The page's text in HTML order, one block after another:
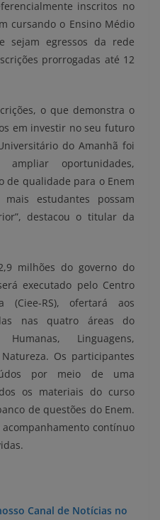
inscritos no
cursando o Ensino Médio
sejam egressos da rede
prorrogadas até 12
o que demonstra o
em investir no seu futuro
do Amanhã foi
oportunidades,
de qualidade para o Enem
estudantes possam
destacou o titular da
milhões do governo do
executado pelo Centro
(Ciee-RS), ofertará aos
nas quatro áreas do
Humanas, Linguagens,
Os participantes
por meio de uma
os materiais do curso
de questões do Enem.
contínuo
Canal de Notícias no